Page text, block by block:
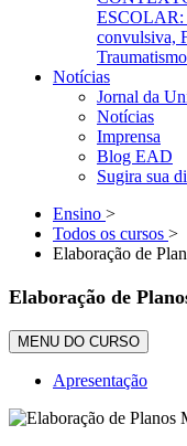
ESCOLAR:
convulsiva,
Notícias
Jornal da
Notícias
Imprensa
Blog EAD
Sugira sua
Ensino >
Todos os cursos >
Elaboração de
Elaboração de
MENU DO CURSO
Apresentação